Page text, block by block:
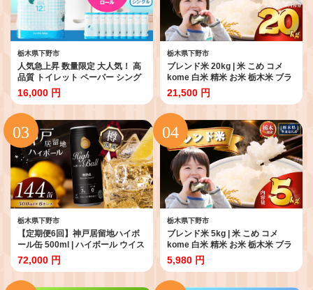
栃木県下野市
人気急上昇 数量限定 大人気！ 高
品質 トイレット ペーパー シング
ル 12ロール入り 8パック ｜ トイ
レットペーパー 天然 やさしい 肌
触り 日用品 ふるさと 納税 常備品
消耗品 生活用品 雑貨 まとめ買い
大容量 下野市
16,000 円
栃木県下野市
ブレンド米 20kg | 米 こめ コメ
kome 白米 精米 お米 栃木米 ブラ
ンド米 栃木県 特産品 送料無料
【栃木県共通返礼品】 栃木県 下
野市 しもつけ市
21,500 円
栃木県下野市
【定期便6回】神戸居留地ハイボ
ール缶 500ml | ハイボール ウイス
キー スコッチ コク 濃厚 糖質オフ
樽熟成 タル 熟成 芳醇 香り 7％ 甘
い ダイエット カロリー低い 喉越
72,000 円
栃木県下野市
ブレンド米 5kg | 米 こめ コメ
kome 白米 精米 お米 栃木米 ブラ
ンド米 栃木県 特産品 送料無料
【栃木県共通返礼品】 栃木県 下
野市 しもつけ市
5,980 円